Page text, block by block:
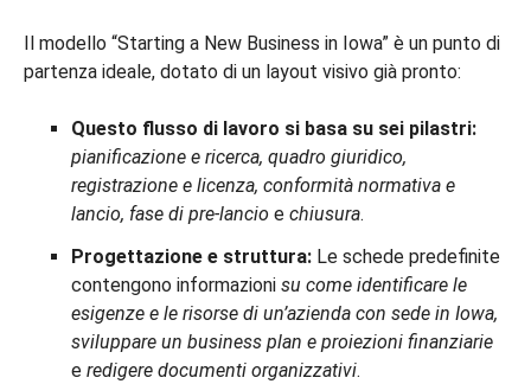
Il modello “Starting a New Business in Iowa” è un punto di
partenza ideale, dotato di un layout visivo già pronto:
Questo flusso di lavoro si basa su sei pilastri:
pianificazione e ricerca, quadro giuridico,
registrazione e licenza, conformità normativa e
lancio, fase di pre-lancio e chiusura.
Progettazione e struttura: Le schede predefinite
contengono informazioni su come identificare le
esigenze e le risorse di un’azienda con sede in Iowa,
sviluppare un business plan e proiezioni finanziarie
e redigere documenti organizzativi.